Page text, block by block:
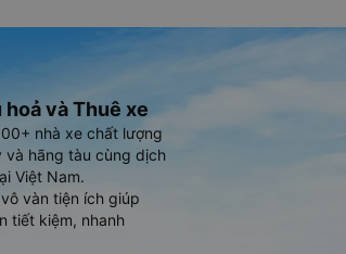
và Thuê xe
nhà xe chất lượng
hãng tàu cùng dịch
Việt Nam.
vàn tiện ích giúp
tiết kiệm, nhanh